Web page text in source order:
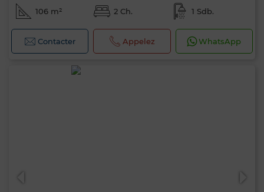
106 m² 2 Ch. 1 Sdb.
Contacter Appelez WhatsApp